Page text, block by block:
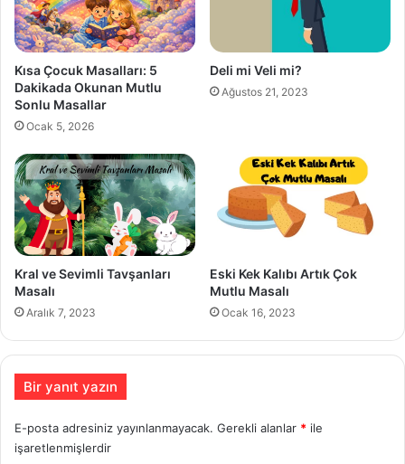
Kısa Çocuk Masalları: 5
Dakikada Okunan Mutlu
Sonlu Masallar
Ocak 5, 2026
Deli mi Veli mi?
Ağustos 21, 2023
Kral ve Sevimli Tavşanları
Masalı
Aralık 7, 2023
Eski Kek Kalıbı Artık Çok
Mutlu Masalı
Ocak 16, 2023
Bir yanıt yazın
E-posta adresiniz yayınlanmayacak. Gerekli alanlar * ile
işaretlenmişlerdir